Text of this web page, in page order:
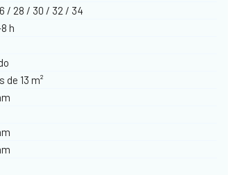
/ 28 / 30 / 32 / 34
h
de 13 m²